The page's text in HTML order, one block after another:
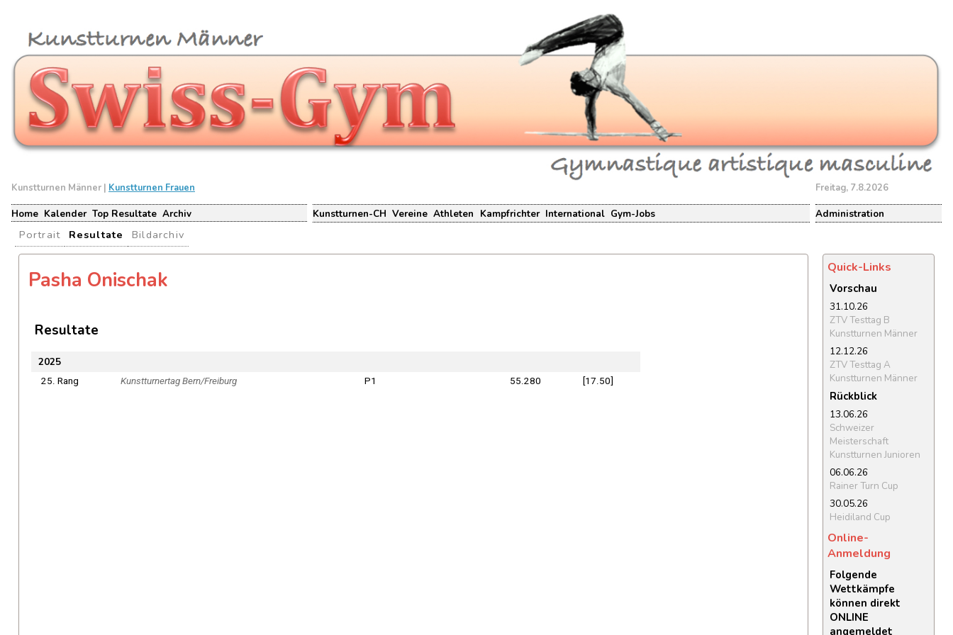
Kunstturnen Männer | Kunstturnen Frauen Freitag, 7.8.2026
Home Kalender Top Resultate Archiv Kunstturnen-CH Vereine Athleten Kampfrichter International Gym-Jobs Administration
Portrait Resultate Bildarchiv
Pasha Onischak
Resultate
2025
25. Rang Kunstturnertag Bern/Freiburg P1 55.280 [17.50]
Quick-Links
Vorschau
31.10.26
ZTV Testtag B
Kunstturnen Männer
12.12.26
ZTV Testtag A
Kunstturnen Männer
Rückblick
13.06.26
Schweizer
Meisterschaft
Kunstturnen Junioren
06.06.26
Rainer Turn Cup
30.05.26
Heidiland Cup
Online-
Anmeldung
Folgende
Wettkämpfe
können direkt
ONLINE
angemeldet